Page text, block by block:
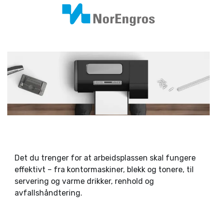
Det du trenger for at arbeidsplassen skal fungere
effektivt – fra kontormaskiner, blekk og tonere, til
servering og varme drikker, renhold og
avfallshåndtering.